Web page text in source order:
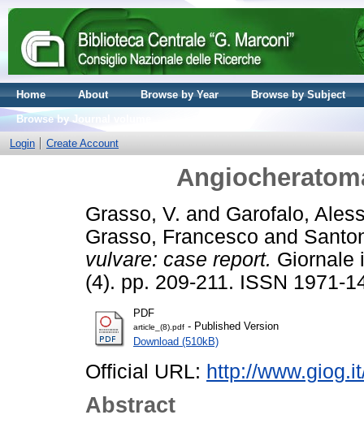
Home About Browse by Year
Browse by Subject
Browse by Journal volume
Login
Create Account
Grasso, V. and Garofalo,
Grasso, Francesco and
vulvare: case report. Giornale
(4). pp. 209-211. ISSN 1971-
PDF
article_(8).pdf - Published Version
Download (510kB)
Official URL: http://
Abstract